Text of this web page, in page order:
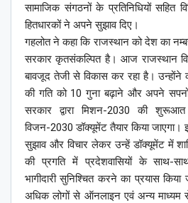
सामाजिक संगठनों के प्रतिनिधियों सहित
हितधारकों ने अपने सुझाव दिए।
गहलोत ने कहा कि राजस्थान को देश का
सरकार कृतसंकल्पित है। आज राजस्थान
बावजूद तेजी से विकास कर रहा है। उन्होंने
की गति को 10 गुना बढ़ाने और अपने
सरकार द्वारा मिशन-2030 की
विजन-2030 डॉक्यूमेंट तैयार किया
सुझाव और विचार लेकर उन्हें डॉक्यूमेंट में
की प्रगति में प्रदेशवासियों के साथ-साथ
भागीदारी सुनिश्चित करने का प्रयास
अधिक लोगों से ऑनलाइन एवं अन्य